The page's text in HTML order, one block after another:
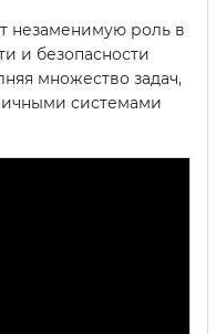
незаменимую роль в
и безопасности
множество задач,
системами